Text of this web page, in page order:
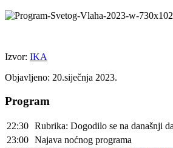
Izvor: IKA
Objavljeno: 20.siječnja 2023.
Program
22:30 Rubrika: Dogodilo se na današnji
23:00 Najava noćnog programa